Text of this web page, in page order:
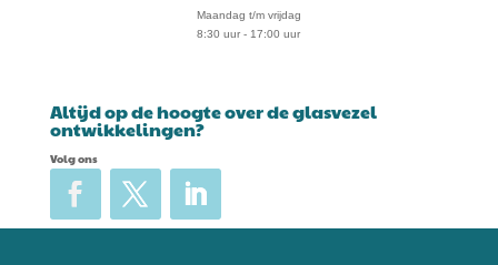
Maandag t/m vrijdag
8:30 uur - 17:00 uur
Altijd op de hoogte over de glasvezel
ontwikkelingen?
Volg ons